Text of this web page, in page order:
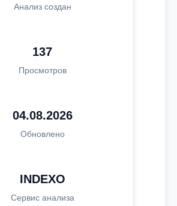
Анализ создан
137
Просмотров
04.08.2026
Обновлено
INDEXO
Сервис анализа